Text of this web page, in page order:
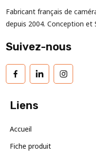
Fabricant français de
depuis 2004. Conception et
Suivez-nous
FacebookLinkedIn
Liens
Accueil
Fiche produit